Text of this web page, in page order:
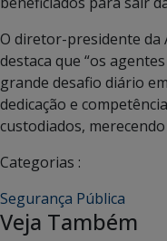
O diretor-presidente da
destaca que “os
grande desafio diário
dedicação e
custodiados,
Categorias :
Segurança Pública
Veja Também